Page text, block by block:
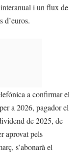
i un flux de
d’euros.
a confirmar el
a 2026, pagador el
de 2025, de
aprovat pels
s’abonarà el